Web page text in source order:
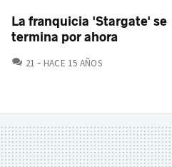
La franquicia 'Stargate' se
termina por ahora
21 COMENTARIOS
HACE 15 AÑOS